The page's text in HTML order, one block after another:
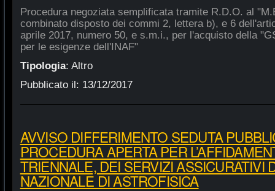
Procedura negoziata semplificata tramite R.D.O. al
combinato disposto dei commi 2, lettera b), e 6
aprile 2017, numero 50, e s.m.i., per l'acquisto della
per le esigenze dell'INAF"
Tipologia: Altro
Pubblicato il: 13/12/2017
AVVISO DIFFERIMENTO SEDUTA
PROCEDURA APERTA PER
TRIENNALE, DEI SERVIZI ASSICURATIVI
NAZIONALE DI ASTROFISICA